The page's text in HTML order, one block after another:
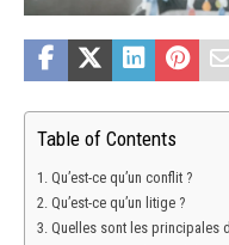
Table of Contents
Qu’est-ce qu’un conflit ?
Qu’est-ce qu’un litige ?
Quelles sont les principales